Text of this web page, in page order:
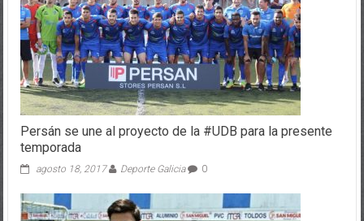
Persán se une al proyecto de la #UDB para la presente
temporada
agosto 18, 2017 Deporte Galicia 0